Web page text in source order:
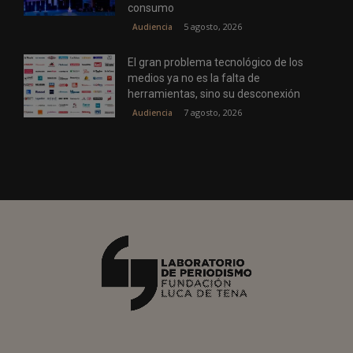
consumo
Audiencia 5 agosto, 2026
El gran problema tecnológico de los
medios ya no es la falta de
herramientas, sino su desconexión
Audiencia 7 agosto, 2026